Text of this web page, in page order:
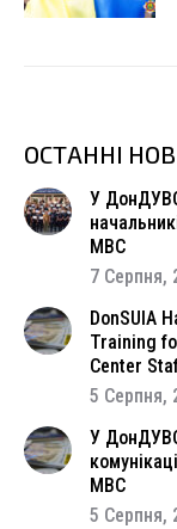
ОСТАННІ
У
МВС
7 Серпня,
DonSUIA
Training
Center
5 Серпня,
У ДонДУВС
МВС
5 Серпня,